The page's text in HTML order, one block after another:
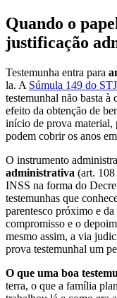
Quando o
justificação
Testemunha entra para
la. A Súmula 149 do STJ
testemunhal não basta
efeito da obtenção de
início de prova material,
podem cobrir os anos
O instrumento
administrativa (art.
INSS na forma do
testemunhas que
parentesco próximo e
compromisso e o
mesmo assim, a via
prova testemunhal um
O que uma boa
terra, o que a família